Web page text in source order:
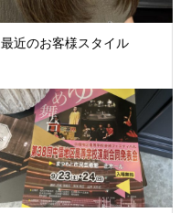
最近のお客様スタイル